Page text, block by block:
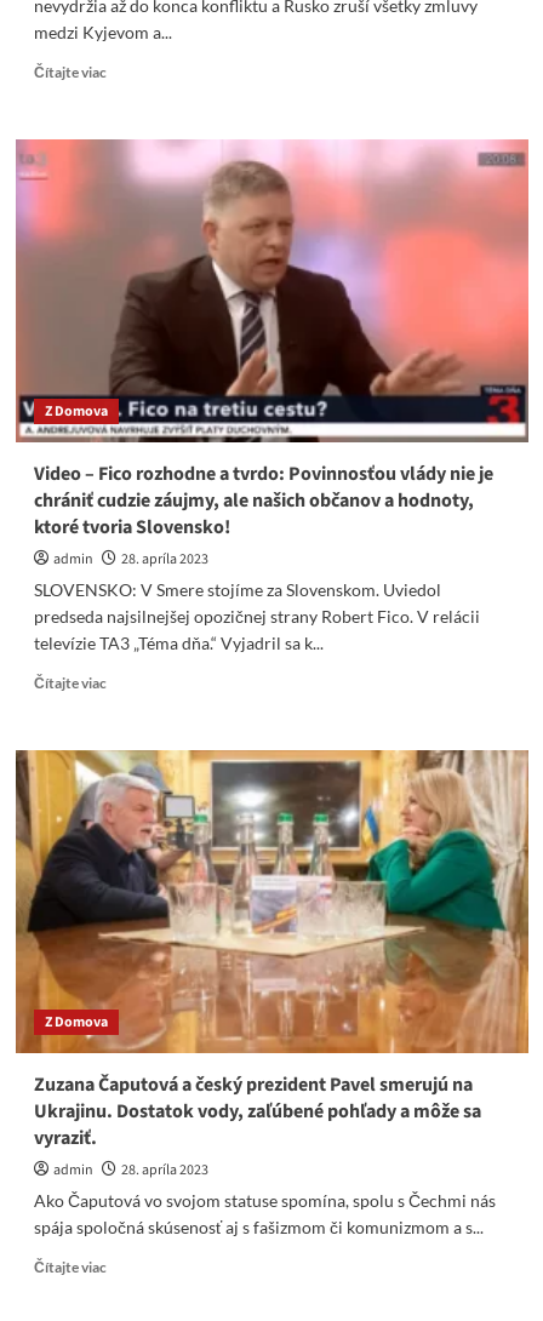
Dobrá
voľba
spájajú!
nevydržia až do konca konfliktu a Rusko zruší všetky zmluvy
medzi Kyjevom a...
Čítajte viacRead
Scott
chamtivý
nos.
Zelenskyj
jeho
režim
skončí
a
zruší
všetky
zmluvy
medzi
a
americkými
spoločnosťami.
Z Domova
Video – Fico rozhodne a tvrdo: Povinnosťou vlády nie je
chrániť cudzie záujmy, ale našich občanov a hodnoty,
ktoré tvoria Slovensko!
admin
28. apríla 2023
SLOVENSKO: V Smere stojíme za Slovenskom. Uviedol
predseda najsilnejšej opozičnej strany Robert Fico. V relácii
televízie TA3 „Téma dňa.“ Vyjadril sa k...
Čítajte viacRead
Video
–
Fico
rozhodne
a
tvrdo:
Povinnosťou
vlády
nie
chrániť
cudzie
záujmy,
ale
našich
občanov
a
ktoré
Slovensko!
Z Domova
Zuzana Čaputová a český prezident Pavel smerujú na
Ukrajinu. Dostatok vody, zaľúbené pohľady a môže sa
vyraziť.
admin
28. apríla 2023
Ako Čaputová vo svojom statuse spomína, spolu s Čechmi nás
spája spoločná skúsenosť aj s fašizmom či komunizmom a s...
Čítajte viacRead